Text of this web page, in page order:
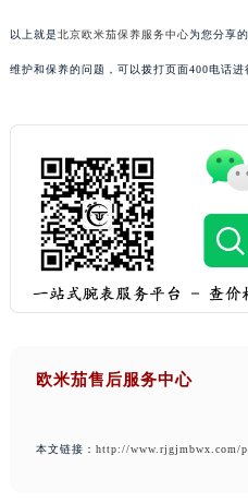
以上就是北京欧米茄保养服务中心为您分享
维护和保养的问题，可以拨打页面400电话进
欧米茄售后服务中心
本文链接： http://www.rjgjmbwx.com/